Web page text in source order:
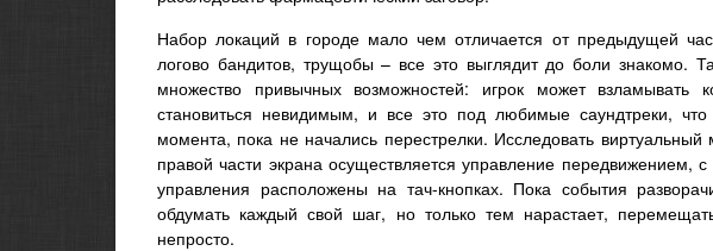
Набор локаций в городе мало чем отличается от предыдущей
логово бандитов, трущобы – все это выглядит до боли знакомо.
множество привычных возможностей: игрок может взламывать
становиться невидимым, и все это под любимые саундтреки,
момента, пока не начались перестрелки. Исследовать виртуальный
правой части экрана осуществляется управление передвижением,
управления расположены на тач-кнопках. Пока события
обдумать каждый свой шаг, но только тем нарастает,
непросто.